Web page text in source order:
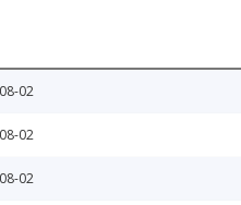
02
02
02